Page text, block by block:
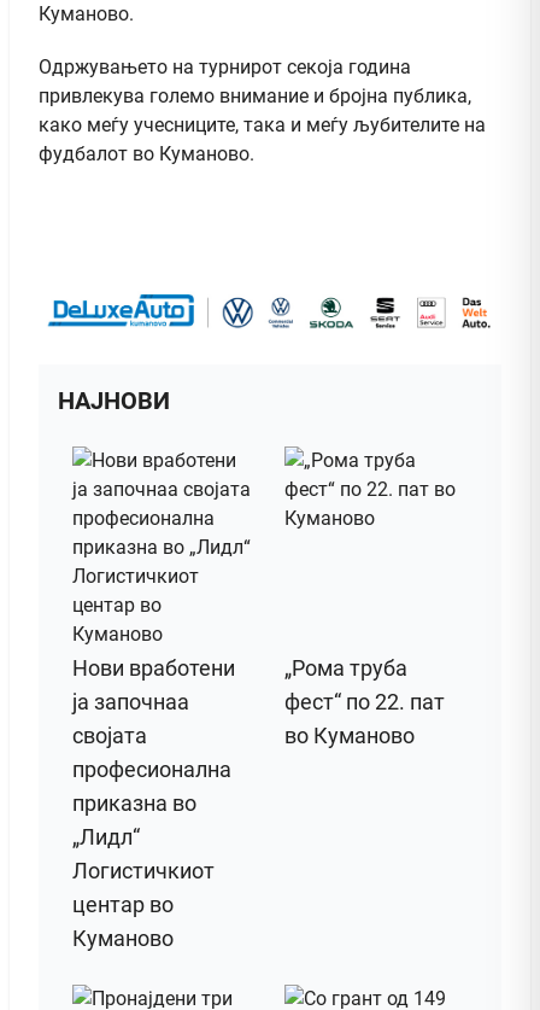
Куманово.
Одржувањето на турнирот секоја година
привлекува големо внимание и бројна публика,
како меѓу учесниците, така и меѓу љубителите на
фудбалот во Куманово.
НАЈНОВИ
Нови вработени
ја започнаа
својата
професионална
приказна во
„Лидл“
Логистичкиот
центар во
Куманово
„Рома труба
фест“ по 22. пат
во Куманово